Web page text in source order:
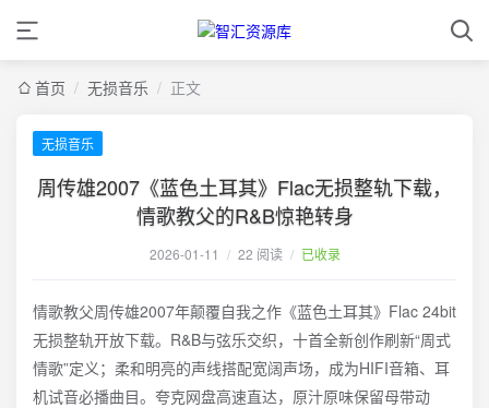
首页 / 无损音乐 / 正文
无损音乐
周传雄2007《蓝色土耳其》Flac无损整轨下载，
情歌教父的R&B惊艳转身
2026-01-11 / 22 阅读 / 已收录
情歌教父周传雄2007年颠覆自我之作《蓝色土耳其》Flac 24bit
无损整轨开放下载。R&B与弦乐交织，十首全新创作刷新“周式
情歌”定义；柔和明亮的声线搭配宽阔声场，成为HIFI音箱、耳
机试音必播曲目。夸克网盘高速直达，原汁原味保留母带动